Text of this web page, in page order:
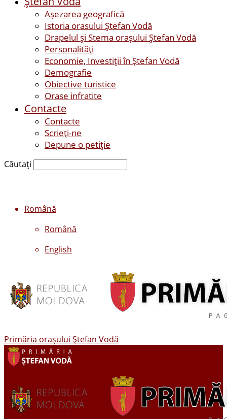
Așezarea geografică
Istoria orasului Ştefan Vodă
Drapelul şi Stema oraşului Ştefan Vodă
Personalităţi
Economie, Investiţii în Ştefan Vodă
Demografie
Obiective turistice
Orase infratite
Contacte
Contacte
Scrieți-ne
Depune o petiție
Căutați
Română
Română
English
Primăria oraşului Ştefan Vodă